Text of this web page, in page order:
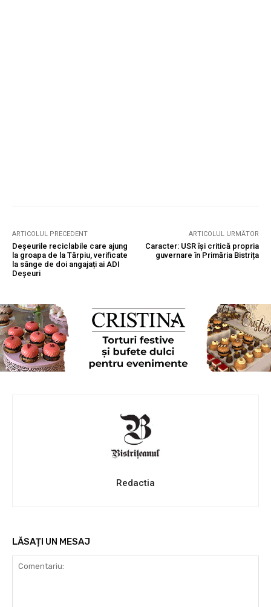
ARTICOLUL PRECEDENT
Deșeurile reciclabile care ajung
la groapa de la Tărpiu, verificate
la sânge de doi angajați ai ADI
Deșeuri
ARTICOLUL URMĂTOR
Caracter: USR își critică propria
guvernare în Primăria Bistrița
Redactia
LĂSAȚI UN MESAJ